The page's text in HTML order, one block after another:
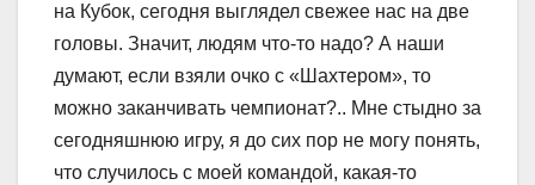
на Кубок, сегодня выглядел свежее нас на две
головы. Значит, людям что-то надо? А наши
думают, если взяли очко с «Шахтером», то
можно заканчивать чемпионат?.. Мне стыдно за
сегодняшнюю игру, я до сих пор не могу понять,
что случилось с моей командой, какая-то